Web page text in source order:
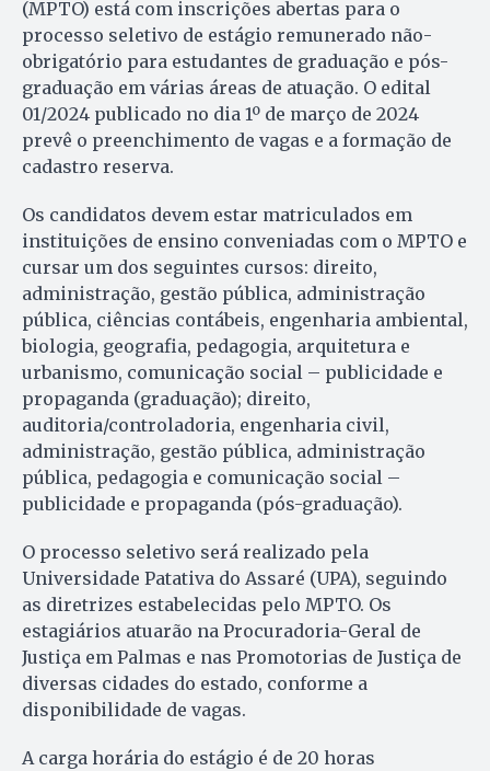
(MPTO) está com inscrições abertas para o
processo seletivo de estágio remunerado não-
obrigatório para estudantes de graduação e pós-
graduação em várias áreas de atuação. O edital
01/2024 publicado no dia 1º de março de 2024
prevê o preenchimento de vagas e a formação de
cadastro reserva.
Os candidatos devem estar matriculados em
instituições de ensino conveniadas com o MPTO e
cursar um dos seguintes cursos: direito,
administração, gestão pública, administração
pública, ciências contábeis, engenharia ambiental,
biologia, geografia, pedagogia, arquitetura e
urbanismo, comunicação social – publicidade e
propaganda (graduação); direito,
auditoria/controladoria, engenharia civil,
administração, gestão pública, administração
pública, pedagogia e comunicação social –
publicidade e propaganda (pós-graduação).
O processo seletivo será realizado pela
Universidade Patativa do Assaré (UPA), seguindo
as diretrizes estabelecidas pelo MPTO. Os
estagiários atuarão na Procuradoria-Geral de
Justiça em Palmas e nas Promotorias de Justiça de
diversas cidades do estado, conforme a
disponibilidade de vagas.
A carga horária do estágio é de 20 horas